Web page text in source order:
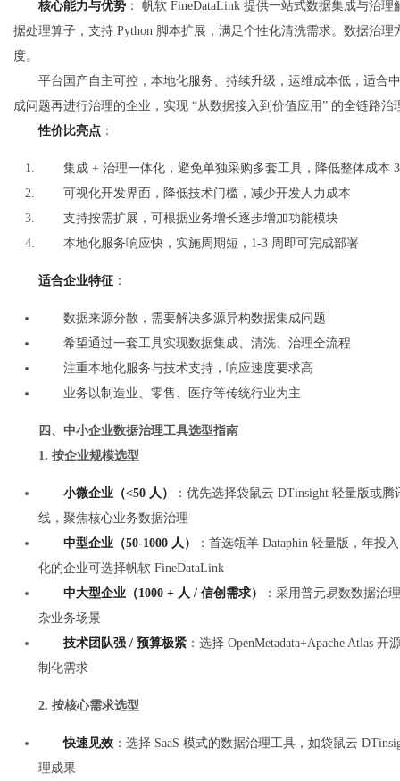
核心能力与优势 ： 帆软 FineDataLink 提供一站式数据集成与治
据处理算子，支持 Python 脚本扩展，满足个性化清洗需求。数据治
度。
平台国产自主可控，本地化服务、持续升级，运维成本低，适合
成问题再进行治理的企业，实现 “从数据接入到价值应用” 的全链路治
性价比亮点 ：
集成 + 治理一体化，避免单独采购多套工具，降低整体成本
可视化开发界面，降低技术门槛，减少开发人力成本
支持按需扩展，可根据业务增长逐步增加功能模块
本地化服务响应快，实施周期短，1-3 周即可完成部署
适合企业特征 ：
数据来源分散，需要解决多源异构数据集成问题
希望通过一套工具实现数据集成、清洗、治理全流程
注重本地化服务与技术支持，响应速度要求高
业务以制造业、零售、医疗等传统行业为主
四、中小企业数据治理工具选型指南
1. 按企业规模选型
小微企业（<50 人）
：优先选择袋鼠云 DTinsight 轻量版或
线，聚焦核心业务数据治理
中型企业（50-1000 人）
：首选瓴羊 Dataphin 轻量版，年投
化的企业可选择帆软 FineDataLink
中大型企业（1000 + 人 / 信创需求）
：采用普元易数数据治
杂业务场景
技术团队强 / 预算极紧 ：选择 OpenMetadata+Apache Atlas
制化需求
2. 按核心需求选型
快速见效 ：选择 SaaS 模式的数据治理工具，如袋鼠云
理成果